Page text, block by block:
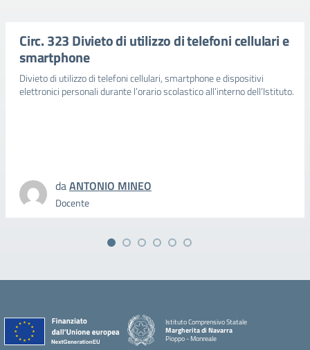
Circ. 323 Divieto di utilizzo di telefoni cellulari e
smartphone
Divieto di utilizzo di telefoni cellulari, smartphone e dispositivi
elettronici personali durante l’orario scolastico all’interno dell’Istituto.
daANTONIO MINEO
Docente
Istituto Comprensivo Statale
Margherita di Navarra
Pioppo - Monreale